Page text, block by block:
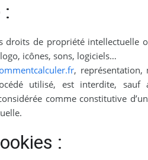
de propriété intellectuelle
icônes, sons, logiciels…
, représentation,
utilisé, est interdite, sauf
comme constitutive
: